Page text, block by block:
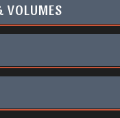
VOLUMES